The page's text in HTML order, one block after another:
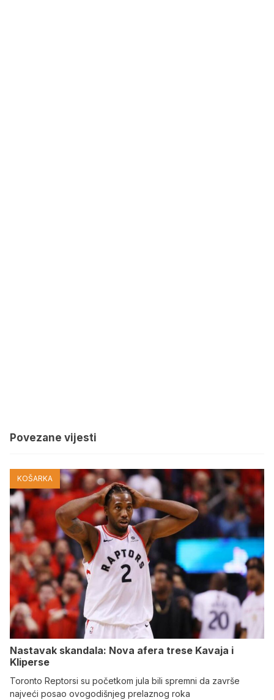
Povezane vijesti
KOŠARKA
Nastavak skandala: Nova afera trese Kavaja i
Kliperse
Toronto Reptorsi su početkom jula bili spremni da završe
najveći posao ovogodišnjeg prelaznog roka